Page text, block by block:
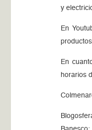
y
En
En
horarios